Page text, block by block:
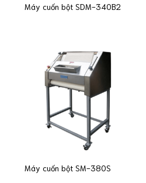
Máy cuốn bột SDM-340B2
Máy cuốn bột SM-380S